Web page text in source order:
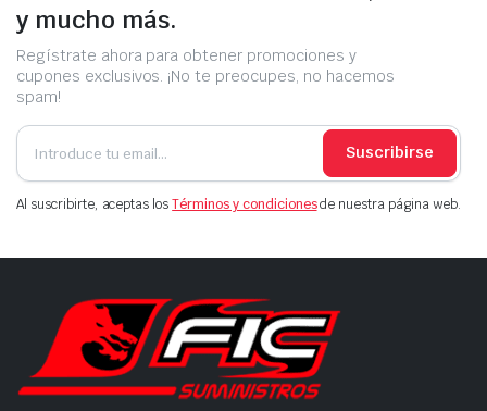
y mucho más.
Regístrate ahora para obtener promociones y
cupones exclusivos. ¡No te preocupes, no hacemos
spam!
Suscribirse
Al suscribirte, aceptas losTérminos y condicionesde nuestra página web.